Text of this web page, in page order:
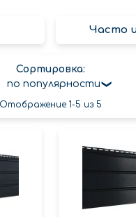
Часто
Сортировка:
по популярности
Отображение 1-5 из 5